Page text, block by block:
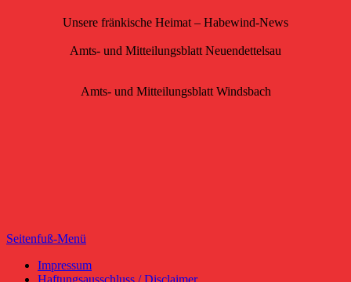
Unsere fränkische Heimat – Habewind-News
Amts- und Mitteilungsblatt Neuendettelsau
Amts- und Mitteilungsblatt Windsbach
Seitenfuß-Menü
Seitenfuß-
Impressum
Haftungsausschluss / Disclaimer